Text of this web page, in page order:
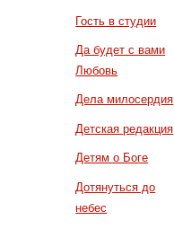
Гость в студии
Да будет с вами
Любовь
Дела милосердия
Детская редакция
Детям о Боге
Дотянуться до
небес